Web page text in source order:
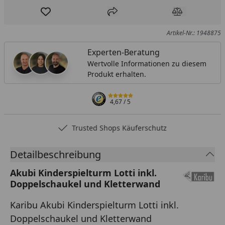
Produkt zur Wunschliste hinzufügen
Teilen Produkt
Artikel-Nr.: 1948875
Experten-Beratung
Wertvolle Informationen zu diesem
Produkt erhalten.
4,67/ 5
Trusted Shops Käuferschutz
Detailbeschreibung
Akubi Kinderspielturm Lotti inkl.
Doppelschaukel und Kletterwand
Karibu Akubi Kinderspielturm Lotti inkl.
Doppelschaukel und Kletterwand